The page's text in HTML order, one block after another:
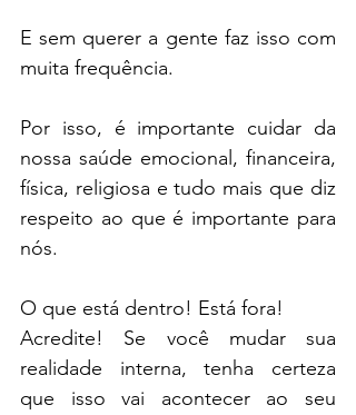
E sem querer a gente faz isso com
muita frequência.
Por isso, é importante cuidar da
nossa saúde emocional, financeira,
física, religiosa e tudo mais que diz
respeito ao que é importante para
nós.
O que está dentro! Está fora!
Acredite! Se você mudar sua
realidade interna, tenha certeza
que isso vai acontecer ao seu